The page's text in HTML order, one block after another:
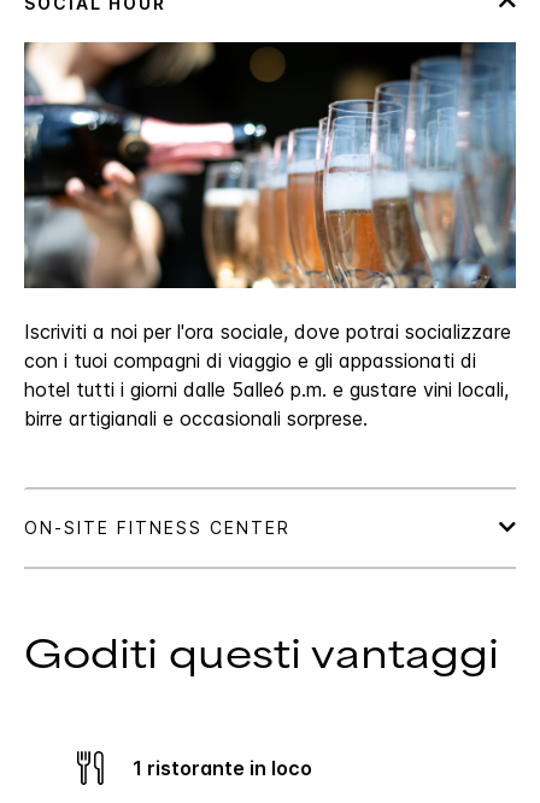
Iscriviti a noi per l'ora sociale, dove potrai socializzare
con i tuoi compagni di viaggio e gli appassionati di
hotel tutti i giorni dalle 5alle6 p.m. e gustare vini locali,
birre artigianali e occasionali sorprese.
Goditi questi vantaggi
1 ristorante in loco